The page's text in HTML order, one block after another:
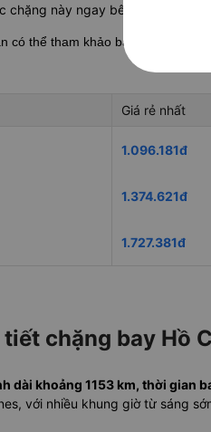
chặng này ngay bên dưới.
có thể tham khảo bảng
Giá rẻ nhất
1.096.181đ
1.374.621đ
1.727.381đ
chặng bay Hồ
dài khoảng 1153 km, thời gian
với nhiều khung giờ từ sáng